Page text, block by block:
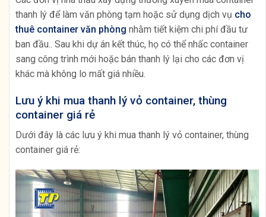
thanh lý để làm văn phòng tạm hoặc sử dụng dịch vụ cho
thuê container văn phòng nhằm tiết kiệm chi phí đầu tư
ban đầu.. Sau khi dự án kết thúc, họ có thể nhấc container
sang công trình mới hoặc bán thanh lý lại cho các đơn vị
khác mà không lo mất giá nhiều.
Lưu ý khi mua thanh lý vỏ container, thùng
container giá rẻ
Dưới đây là các lưu ý khi mua thanh lý vỏ container, thùng
container giá rẻ: